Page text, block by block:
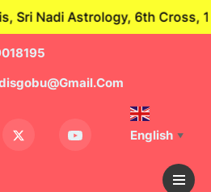
Nadi Astrology, 6th Cross, 1st
English ▼